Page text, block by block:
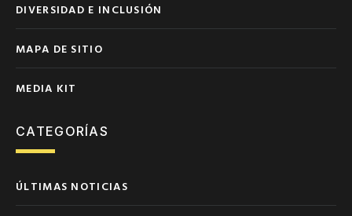
DIVERSIDAD E INCLUSIÓN
MAPA DE SITIO
MEDIA KIT
CATEGORÍAS
ÚLTIMAS NOTICIAS